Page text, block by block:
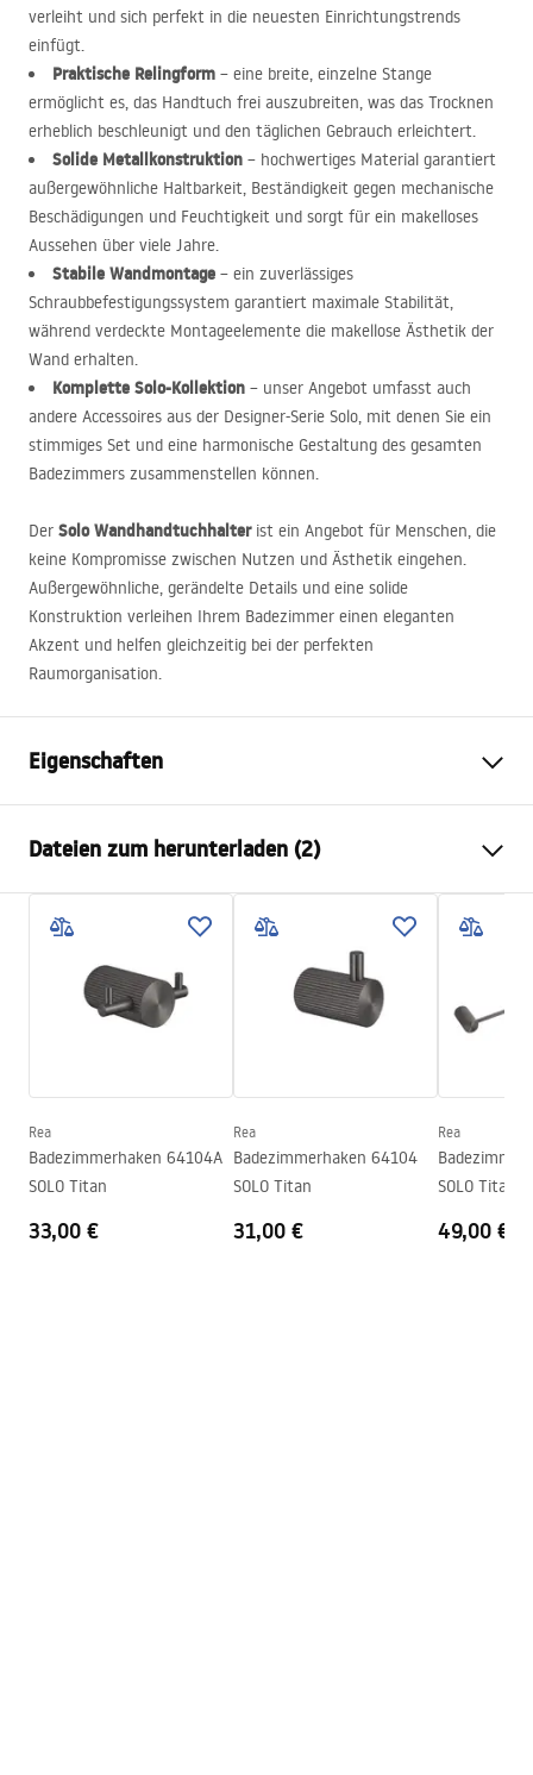
verleiht und sich perfekt in die neuesten Einrichtungstrends
einfügt.
Praktische Relingform – eine breite, einzelne Stange
ermöglicht es, das Handtuch frei auszubreiten, was das Trocknen
erheblich beschleunigt und den täglichen Gebrauch erleichtert.
Solide Metallkonstruktion – hochwertiges Material garantiert
außergewöhnliche Haltbarkeit, Beständigkeit gegen mechanische
Beschädigungen und Feuchtigkeit und sorgt für ein makelloses
Aussehen über viele Jahre.
Stabile Wandmontage – ein zuverlässiges
Schraubbefestigungssystem garantiert maximale Stabilität,
während verdeckte Montageelemente die makellose Ästhetik der
Wand erhalten.
Komplette Solo-Kollektion – unser Angebot umfasst auch
andere Accessoires aus der Designer-Serie Solo, mit denen Sie ein
stimmiges Set und eine harmonische Gestaltung des gesamten
Badezimmers zusammenstellen können.
Der Solo Wandhandtuchhalterist ein Angebot für Menschen, die
keine Kompromisse zwischen Nutzen und Ästhetik eingehen.
Außergewöhnliche, gerändelte Details und eine solide
Konstruktion verleihen Ihrem Badezimmer einen eleganten
Akzent und helfen gleichzeitig bei der perfekten
Raumorganisation.
Eigenschaften
Material
Metall
Montageart
Zum Anschrauben
Breite
600
65mm
Solo
Dateien zum herunterladen (2)
Garantiebedingungen
Warranty_Terms_and_Conditions_Accessories_-_24.pdf
Sicherheitsinformationen
Rea
Badezimmerhaken 64104A
SOLO Titan
33,00 €
Rea
Badezimmerhaken 64104
SOLO Titan
31,00 €
Rea
SOLO Titan
49,00 €